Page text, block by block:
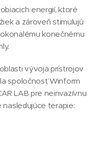
energií, ktoré
a zároveň stimulujú
konečnému
vývoja prístrojov
spoločnosť Winform
LAB pre neinvazívnu
nasledujúce terapie: